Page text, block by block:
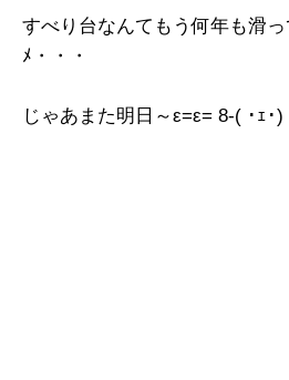
すべり台なんてもう何年も滑
ﾒ・・・
じゃあまた明日～ε=ε= 8-( ･ｪ･)